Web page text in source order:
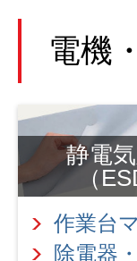
電機
静電
（
作業台
除電器